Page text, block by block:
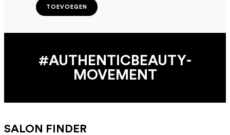
TOEVOEGEN
#AUTHENTIC­BEAUTY­
MOVEMENT
SALON FINDER